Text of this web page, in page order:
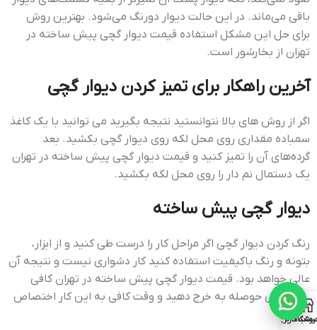
باقی می‌ماند. در این حالت دیوار دورنگ می‌شود. بهترین روش
برای حل این مشکل استفاده قيمت ديوار گچي پيش ساخته در
تهران از بخارشور است.
آخرین راهکار برای تمیز کردن دیوار گچی
اگر از روش های بالا نتوانستید نتیجه بگیرید می توانید با یک کاغذ
سمباده مقداری روی محل لکه روی دیوار گچی بکشید. بعد
گرده‌های آن را تمیز کنید و قيمت ديوار گچي پيش ساخته در تهران
یک دستمال نم دار را روی محل لکه بکشید.
ديوار گچي پيش ساخته
رنگ‌ کردن دیوار گچی اگر مراحل کار را درست طی کنید و از ابزار،
بتونه و رنگ باکیفیت استفاده کنید کار دشواری نیست و نتیجه آن
عالی خواهد بود. قيمت ديوار گچي پيش ساخته در تهران کافی
است کمی حوصله به خرج دهید و وقت کافی به این کار اختصاص
دهید.
کاربری من